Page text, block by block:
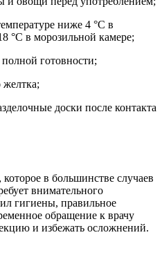
ниже 4 °C в
°C в морозильной камере;
готовности;
желтка;
доски после контакта
в большинстве случаев
внимательного
гигиены, правильное
обращение к врачу
и избежать осложнений.